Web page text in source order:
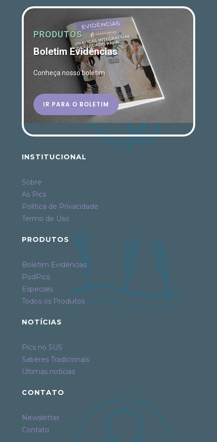
PRODUTOS
Boletim Evidências
Conheça nosso boletim
IR PARA O BOLETIM
INSTITUCIONAL
Sobre
As Pics
Política de Privacidade
Termo de Uso
PRODUTOS
Boletim Evidências
PodPics
Especiais
Todos os Produtos
NOTÍCIAS
Pics no SUS
Saberes Tradicionais
Últimas notícias
CONTATO
Newsletter
Contato